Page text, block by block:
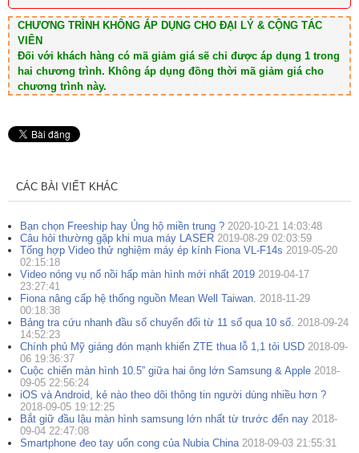
CHƯƠNG TRÌNH KHÔNG ÁP DỤNG CHO ĐẠI LÝ & CỘNG TÁC
VIÊN
Đối với khách hàng có mã giảm giá sẽ chỉ được áp dụng 1 trong
hai chương trình. Không áp dụng đồng thời mã giảm giá cho
chương trình này.
CÁC BÀI VIẾT KHÁC
Bạn chọn Freeship hay Ủng hộ miền trung ? 2020-10-21 14:03:48
Câu hỏi thường gặp khi mua máy LASER 2019-08-29 02:03:59
Tổng hợp Video thử nghiệm máy ép kính Fiona VL-F14s 2019-05-20
02:15:18
Video nóng vụ nổ nồi hấp màn hình mới nhất 2019 2019-04-17
23:27:41
Fiona nâng cấp hệ thống nguồn Mean Well Taiwan. 2018-11-29
00:18:38
Bảng tra cứu nhanh đầu số chuyển đổi từ 11 số qua 10 số. 2018-09-24
14:52:23
Chính phủ Mỹ giáng đón mạnh khiến ZTE thua lỗ 1,1 tỏi USD 2018-09-
06 19:36:37
Cuộc chiến màn hình 10.5” giữa hai ông lớn Samsung & Apple 2018-
09-05 22:56:24
iOS và Android, kẻ nào theo dõi thông tin người dùng nhiều hơn ?
2018-09-05 19:12:25
Bắt giữ đầu lậu màn hình samsung lớn nhất từ trước đến nay 2018-
09-04 22:47:08
Smartphone đeo tay uốn cong của Nubia China 2018-09-03 21:55:31